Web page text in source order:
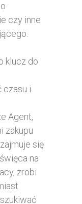
czy inne
klucz do
czasu i
Agent,
zakupu
się
na
zrobi